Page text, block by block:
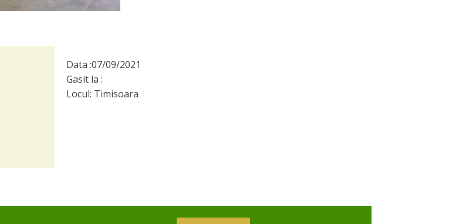
Data :07/09/2021
Gasit la :
Locul: Timisoara